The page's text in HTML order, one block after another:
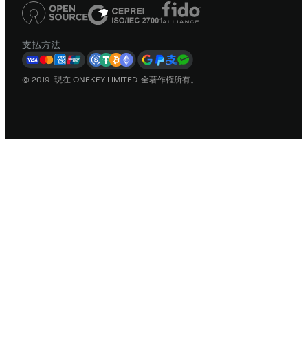
支払方法
© 2019–現在 ONEKEY LIMITED. 全著作権所有。